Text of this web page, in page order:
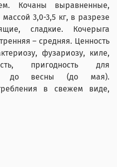
Кочаны выравненные,
3,0-3,5 кг, в разрезе
сладкие. Кочерыга
– средняя. Ценность
фузариозу, киле,
пригодность для
до весны (до мая).
в свежем виде,